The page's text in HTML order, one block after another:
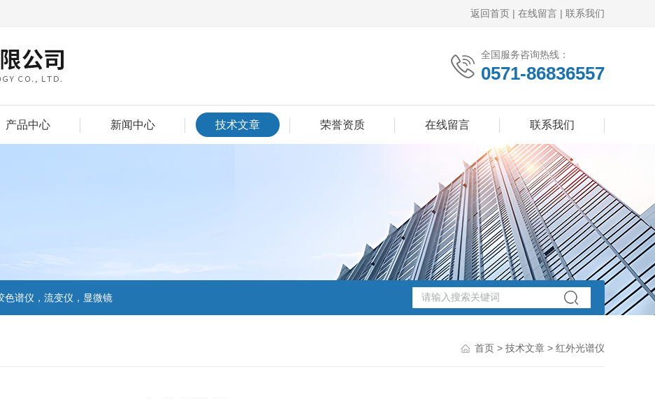
返回首页 | 在线留言 | 联系我们
全国服务咨询热线：
0571-86836557
产品中心 新闻中心 技术文章 荣誉资质 在线留言 联系我们
色谱仪，流变仪，显微镜
首页 > 技术文章 > 红外光谱仪